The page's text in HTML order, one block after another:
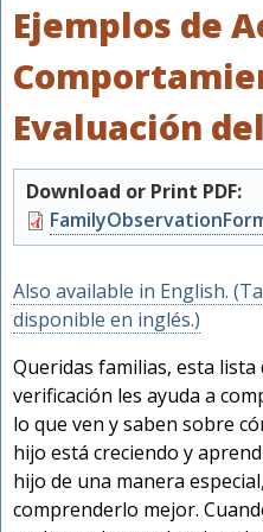
Ejemplos de
Evaluación
Download or Print PDF:
Document
Also available in English.
disponible en inglés.)
Queridas familias, esta lista
verificación les ayuda a
lo que ven y saben sobre
hijo está creciendo y
hijo de una manera
comprenderlo mejor.